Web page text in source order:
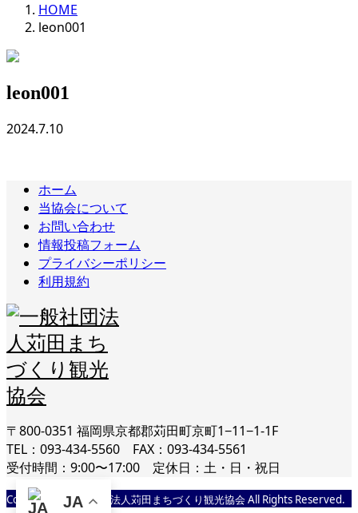
HOME
leon001
leon001
2024.7.10
ホーム
当協会について
お問い合わせ
情報投稿フォーム
プライバシーポリシー
利用規約
〒800-0351 福岡県京都郡苅田町京町1−11−1-1F
TEL：093-434-5560 FAX：093-434-5561
受付時間：9:00〜17:00 定休日：土・日・祝日
Copyright © 一般社団法人苅田まちづくり観光協会 All Rights Reserved.
JA